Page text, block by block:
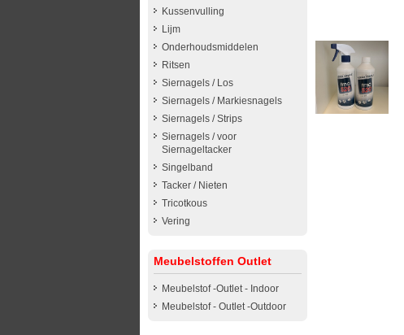
Kussenvulling
Lijm
Onderhoudsmiddelen
Ritsen
Siernagels / Los
Siernagels / Markiesnagels
Siernagels / Strips
Siernagels / voor
Siernageltacker
Singelband
Tacker / Nieten
Tricotkous
Vering
Meubelstoffen Outlet
Meubelstof -Outlet - Indoor
Meubelstof - Outlet -Outdoor